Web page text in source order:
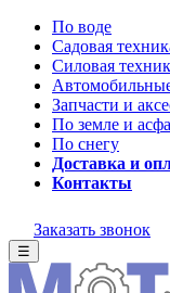
По воде
Садовая
Силовая
Запчасти и
По земле и
По снегу
Доставка и
Контакты
Заказать звонок
☰